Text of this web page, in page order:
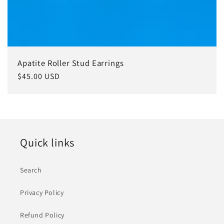
Apatite Roller Stud Earrings
常
$45.00 USD
Quick links
Search
Privacy Policy
Refund Policy